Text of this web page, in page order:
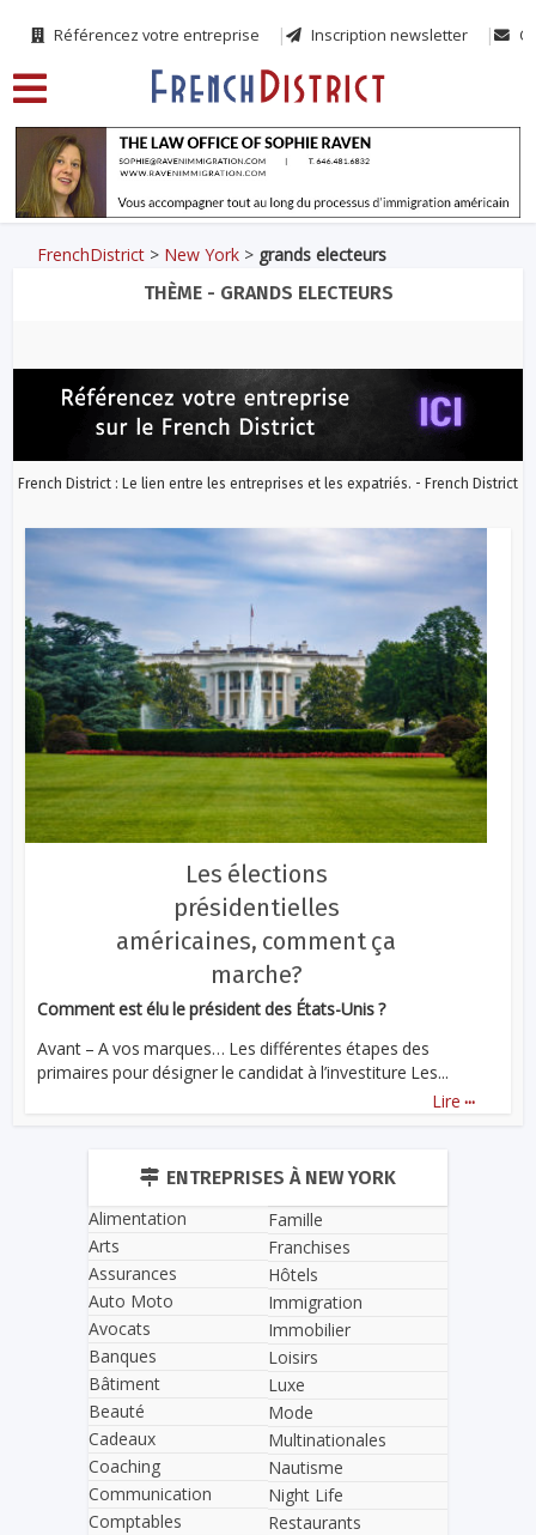
Référencez votre entreprise Inscription newsletter
FrenchDistrict > New York > grands electeurs
THÈME - GRANDS ELECTEURS
French District : Le lien entre les entreprises et les expatriés. - French District
Les élections
présidentielles
américaines, comment ça
marche?
Comment est élu le président des États-Unis ?
Avant – A vos marques… Les différentes étapes des
primaires pour désigner le candidat à l’investiture Les...
Lire ...
ENTREPRISES À NEW YORK
Alimentation
Arts
Assurances
Auto Moto
Avocats
Banques
Bâtiment
Beauté
Cadeaux
Coaching
Communication
Comptables
Famille
Franchises
Hôtels
Immigration
Immobilier
Loisirs
Luxe
Mode
Multinationales
Nautisme
Night Life
Restaurants